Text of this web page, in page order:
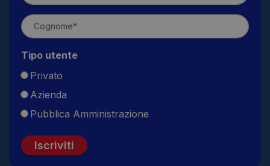
Tipo utente
Privato
Azienda
Pubblica Amministrazione
Iscriviti